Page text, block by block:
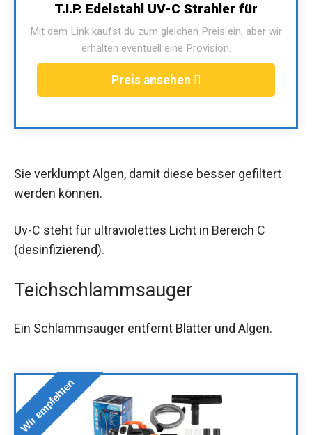
T.I.P. Edelstahl UV-C Strahler für
Mit dem Link kaufst du zum gleichen Preis ein, aber wir
erhalten eventuell eine Provision.
Preis ansehen
Sie verklumpt Algen, damit diese besser gefiltert
werden können.
Uv-C steht für ultraviolettes Licht in Bereich C
(desinfizierend).
Teichschlammsauger
Ein Schlammsauger entfernt Blätter und Algen.
Wir empfehlen